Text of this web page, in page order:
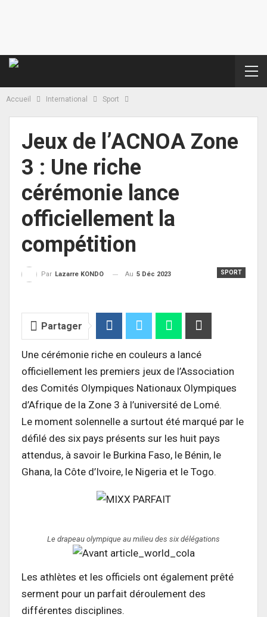
Accueil International Sport
Jeux de l’ACNOA Zone
3 : Une riche
cérémonie lance
officiellement la
compétition
SPORT
Par Lazarre KONDO Au 5 Déc 2023
Partager
Une cérémonie riche en couleurs a lancé
officiellement les premiers jeux de l’Association
des Comités Olympiques Nationaux Olympiques
d’Afrique de la Zone 3 à l’université de Lomé.
Le moment solennelle a surtout été marqué par le
défilé des six pays présents sur les huit pays
attendus, à savoir le Burkina Faso, le Bénin, le
Ghana, la Côte d’Ivoire, le Nigeria et le Togo.
Le drapeau olympique au milieu des six délégations
Les athlètes et les officiels ont également prêté
serment pour un parfait déroulement des
différentes disciplines.